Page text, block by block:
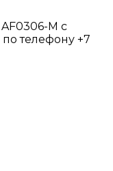
M с
телефону +7